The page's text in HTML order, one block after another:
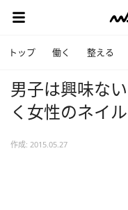
トップ 働く 整える
男子は興味な
く女性のネイ
作成: 2015.05.27